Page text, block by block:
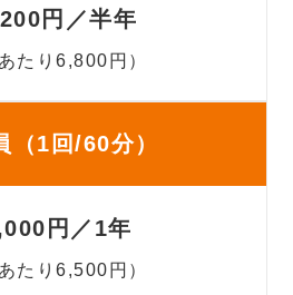
円／半年
たり6,800円）
（1回/60分）
円／1年
たり6,500円）